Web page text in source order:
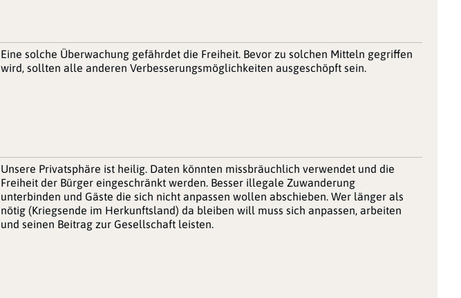
Eine solche Überwachung gefährdet die Freiheit. Bevor zu solchen Mitteln gegriffen
wird, sollten alle anderen Verbesserungsmöglichkeiten ausgeschöpft sein.
Unsere Privatsphäre ist heilig. Daten könnten missbräuchlich verwendet und die
Freiheit der Bürger eingeschränkt werden. Besser illegale Zuwanderung
unterbinden und Gäste die sich nicht anpassen wollen abschieben. Wer länger als
nötig (Kriegsende im Herkunftsland) da bleiben will muss sich anpassen, arbeiten
und seinen Beitrag zur Gesellschaft leisten.